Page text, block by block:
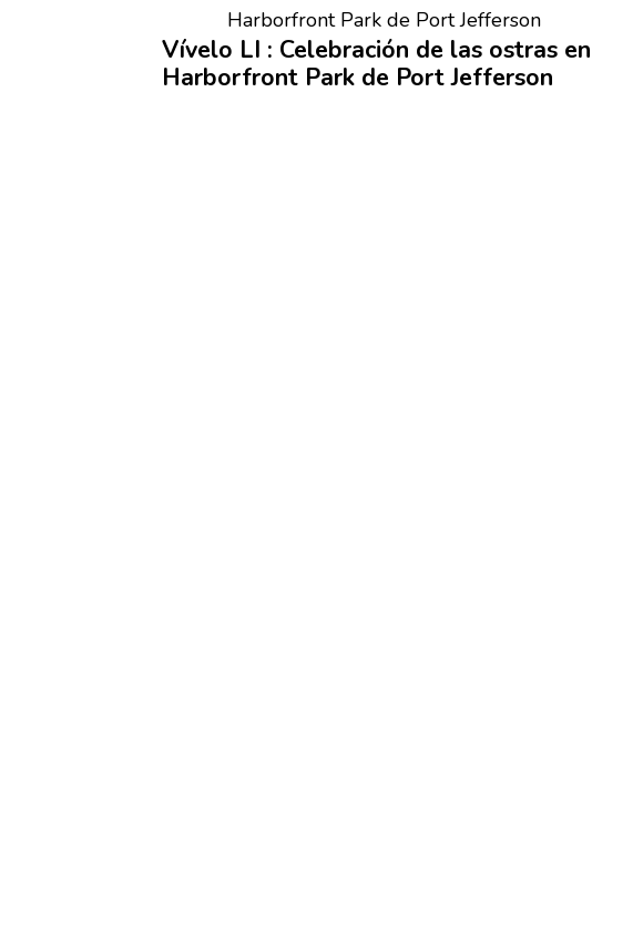
Vívelo LI : Celebración de las ostras en
Harborfront Park de Port Jefferson